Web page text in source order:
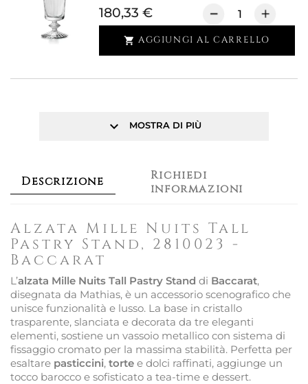
180,33 €
 AGGIUNGI AL CARRELLO
keyboard_arrow_down MOSTRA DI PIÙ
Descrizione
Richiedi
informazioni
Alzata Mille Nuits Tall
Pastry Stand, 2810023 -
Baccarat
L’alzata Mille Nuits Tall Pastry Stand di Baccarat,
disegnata da Mathias, è un accessorio scenografico che
unisce funzionalità e lusso. La base in cristallo
trasparente, slanciata e decorata da tre eleganti
elementi, sostiene un vassoio metallico con sistema di
fissaggio cromato per la massima stabilità. Perfetta per
esaltare pasticcini, torte e dolci raffinati, aggiunge un
tocco barocco e sofisticato a tea-time e dessert.